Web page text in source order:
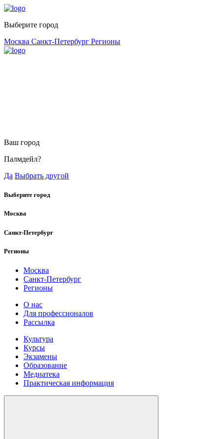
Выберите город
Москва Санкт-Петербург Регионы
Ваш город
Палмдейл?
Да Выбрать другой
Выберите город
Москва
Санкт-Петербург
Регионы
Москва
Санкт-Петербург
Регионы
О нас
Для профессионалов
Рассылка
Культура
Курсы
Экзамены
Образование
Медиатека
Практическая информация